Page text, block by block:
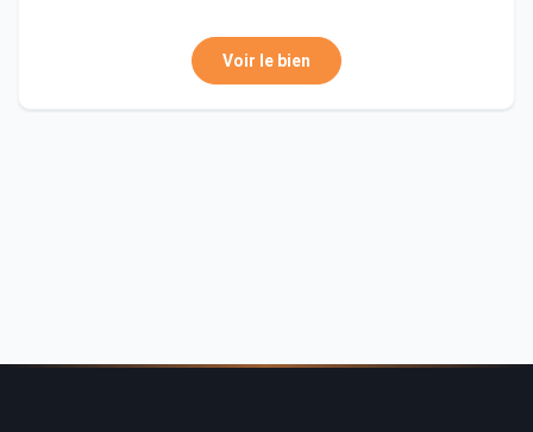
Voir le bien